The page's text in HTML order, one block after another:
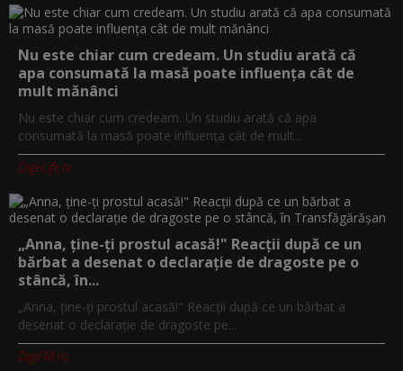
Nu este chiar cum credeam. Un studiu arată că
apa consumată la masă poate influența cât de
mult mănânci
Nu este chiar cum credeam. Un studiu arată că apa
consumată la masă poate influența cât de mult...
Digi-Life.tv
„Anna, ţine-ţi prostul acasă!" Reacţii după ce un
bărbat a desenat o declaraţie de dragoste pe o
stâncă, în...
„Anna, ţine-ţi prostul acasă!" Reacţii după ce un bărbat a
desenat o declaraţie de dragoste pe...
DigiFM.ro